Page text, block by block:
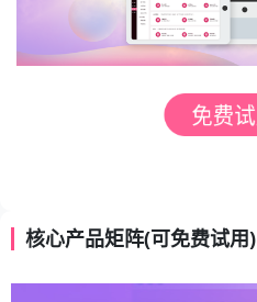
核心产品矩阵(可免费试用)